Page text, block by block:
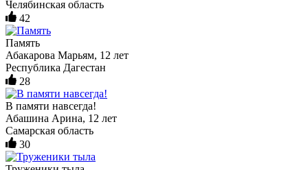
Челябинская область
42
Память
Абакарова Марьям, 12 лет
Республика Дагестан
28
В памяти навсегда!
Абашина Арина, 12 лет
Самарская область
30